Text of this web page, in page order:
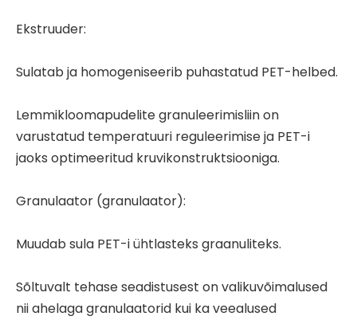
Ekstruuder:
Sulatab ja homogeniseerib puhastatud PET-helbed.
Lemmikloomapudelite granuleerimisliin on
varustatud temperatuuri reguleerimise ja PET-i
jaoks optimeeritud kruvikonstruktsiooniga.
Granulaator (granulaator):
Muudab sula PET-i ühtlasteks graanuliteks.
Sõltuvalt tehase seadistusest on valikuvõimalused
nii ahelaga granulaatorid kui ka veealused